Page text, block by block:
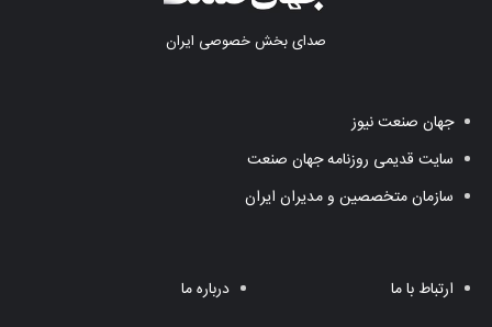
صدای بخش خصوصی ایران
جهان صنعت نیوز
سایت قدیمی روزنامه جهان صنعت
سازمان متخصصین و مدیران ایران
ارتباط با ما درباره ما